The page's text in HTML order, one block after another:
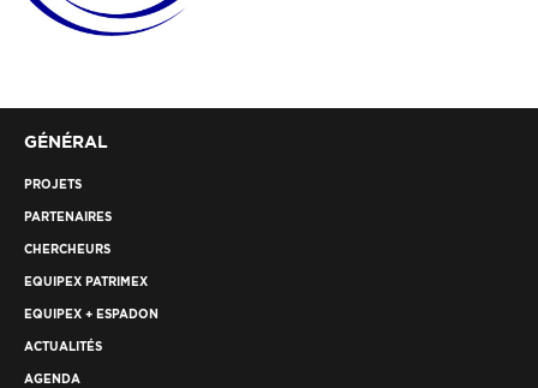
GÉNÉRAL
PROJETS
PARTENAIRES
CHERCHEURS
EQUIPEX PATRIMEX
EQUIPEX + ESPADON
ACTUALITÉS
AGENDA